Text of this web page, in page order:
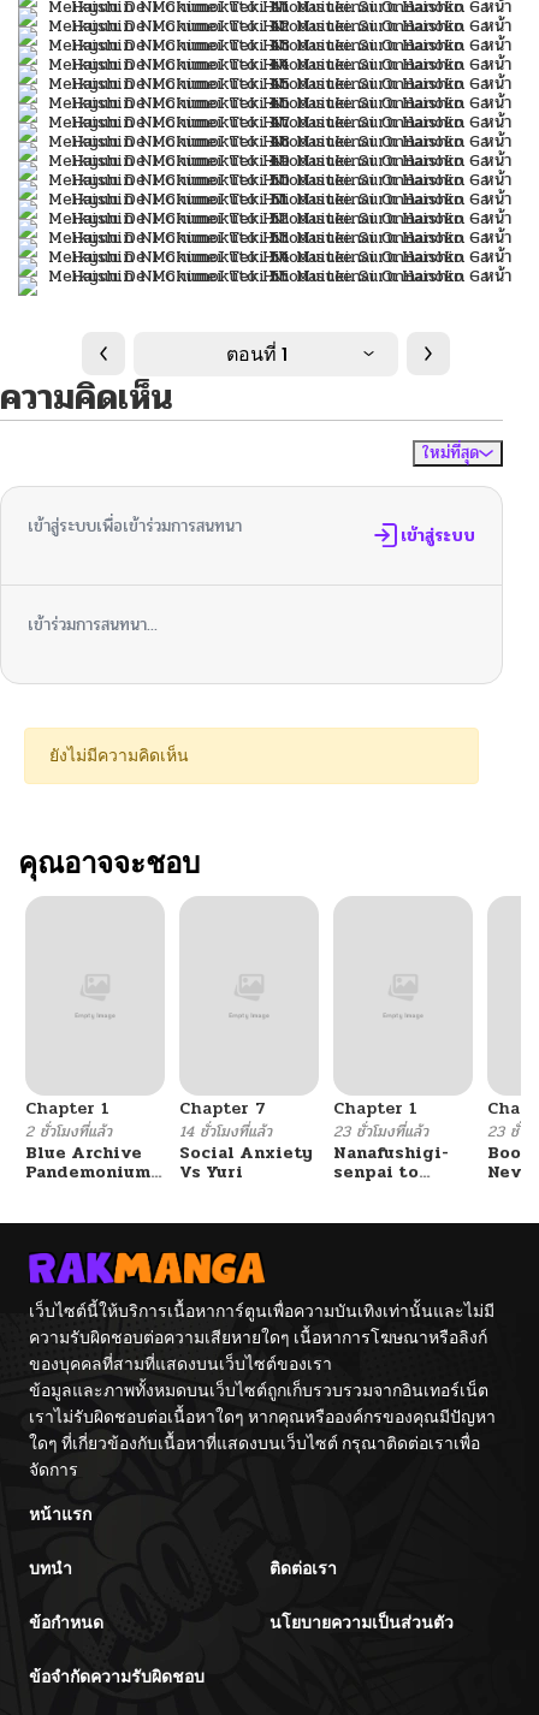
ตอนที่ 1
ความคิดเห็น
ใหม่ที่สุด
เข้าสู่ระบบเพื่อเข้าร่วมการสนทนา เข้าสู่ระบบ
เข้าร่วมการสนทนา...
ยังไม่มีความคิดเห็น
คุณอาจจะชอบ
Chapter 1
2 ชั่วโมงที่แล้ว
Blue Archive
Pandemonium
Chapter 7
14 ชั่วโมงที่แล้ว
Social Anxiety
Vs Yuri
Chapter 1
23 ชั่วโมงที่แล้ว
Nanafushigi-
senpai to
23 ชั่วโ
เว็บไซต์นี้ให้บริการเนื้อหาการ์ตูนเพื่อความบันเทิงเท่านั้นและไม่มี
ความรับผิดชอบต่อความเสียหายใดๆ เนื้อหาการโฆษณาหรือลิงก์
ของบุคคลที่สามที่แสดงบนเว็บไซต์ของเรา
ข้อมูลและภาพทั้งหมดบนเว็บไซต์ถูกเก็บรวบรวมจากอินเทอร์เน็ต
เราไม่รับผิดชอบต่อเนื้อหาใดๆ หากคุณหรือองค์กรของคุณมีปัญหา
ใดๆ ที่เกี่ยวข้องกับเนื้อหาที่แสดงบนเว็บไซต์ กรุณาติดต่อเราเพื่อ
จัดการ
หน้าแรก
บทนำ ติดต่อเรา
ข้อกำหนด นโยบายความเป็นส่วนตัว
ข้อจำกัดความรับผิดชอบ